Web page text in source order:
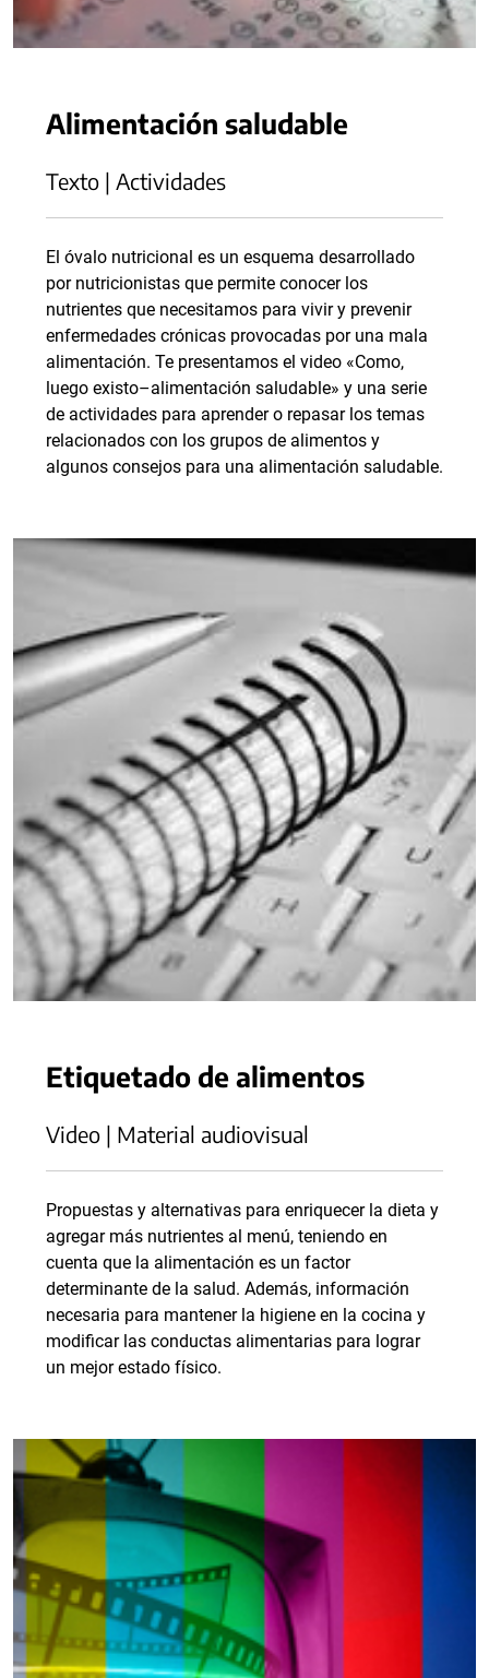
Alimentación saludable
Texto | Actividades
El óvalo nutricional es un esquema desarrollado
por nutricionistas que permite conocer los
nutrientes que necesitamos para vivir y prevenir
enfermedades crónicas provocadas por una mala
alimentación. Te presentamos el video «Como,
luego existo–alimentación saludable» y una serie
de actividades para aprender o repasar los temas
relacionados con los grupos de alimentos y
algunos consejos para una alimentación saludable.
Etiquetado de alimentos
Video | Material audiovisual
Propuestas y alternativas para enriquecer la dieta y
agregar más nutrientes al menú, teniendo en
cuenta que la alimentación es un factor
determinante de la salud. Además, información
necesaria para mantener la higiene en la cocina y
modificar las conductas alimentarias para lograr
un mejor estado físico.